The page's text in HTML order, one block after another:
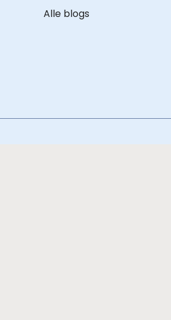
Alle blogs